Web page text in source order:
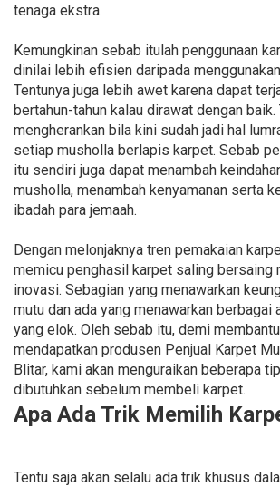
tenaga ekstra.
Kemungkinan sebab itulah penggunaan
dinilai lebih efisien daripada
Tentunya juga lebih awet karena dapat
bertahun-tahun kalau dirawat dengan baik.
mengherankan bila kini sudah jadi hal
setiap musholla berlapis karpet. Sebab
itu sendiri juga dapat menambah
musholla, menambah kenyamanan serta
ibadah para jemaah.
Dengan melonjaknya tren pemakaian
memicu penghasil karpet saling bersaing
inovasi. Sebagian yang menawarkan
mutu dan ada yang menawarkan berbagai
yang elok. Oleh sebab itu, demi
mendapatkan produsen Penjual Karpet
Blitar, kami akan menguraikan beberapa
dibutuhkan sebelum membeli karpet.
Apa Ada Trik Memilih
Tentu saja akan selalu ada trik khusus